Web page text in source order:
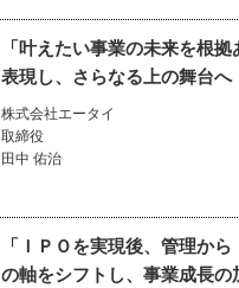
「叶えたい事業の未来を根
表現し、さらなる上の舞台へ
株式会社エータイ
取締役
田中 佑治
「ＩＰＯを実現後、管理か
の軸をシフトし、事業成長の